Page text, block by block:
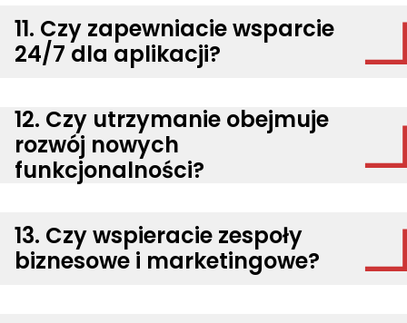
11. Czy zapewniacie wsparcie
24/7 dla aplikacji?
12. Czy utrzymanie obejmuje
rozwój nowych
funkcjonalności?
13. Czy wspieracie zespoły
biznesowe i marketingowe?